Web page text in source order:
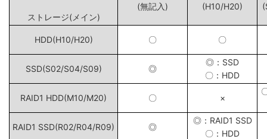
ストレージ(メイン)
(無記入)
(H10/H20)
HDD(H10/H20) 〇 〇
SSD(S02/S04/S09) ◎
◎：SSD
〇：HDD
RAID1 HDD(M10/M20) 〇 ×
RAID1 SSD(R02/R04/R09) ◎
◎：RAID1 SSD
〇：HDD